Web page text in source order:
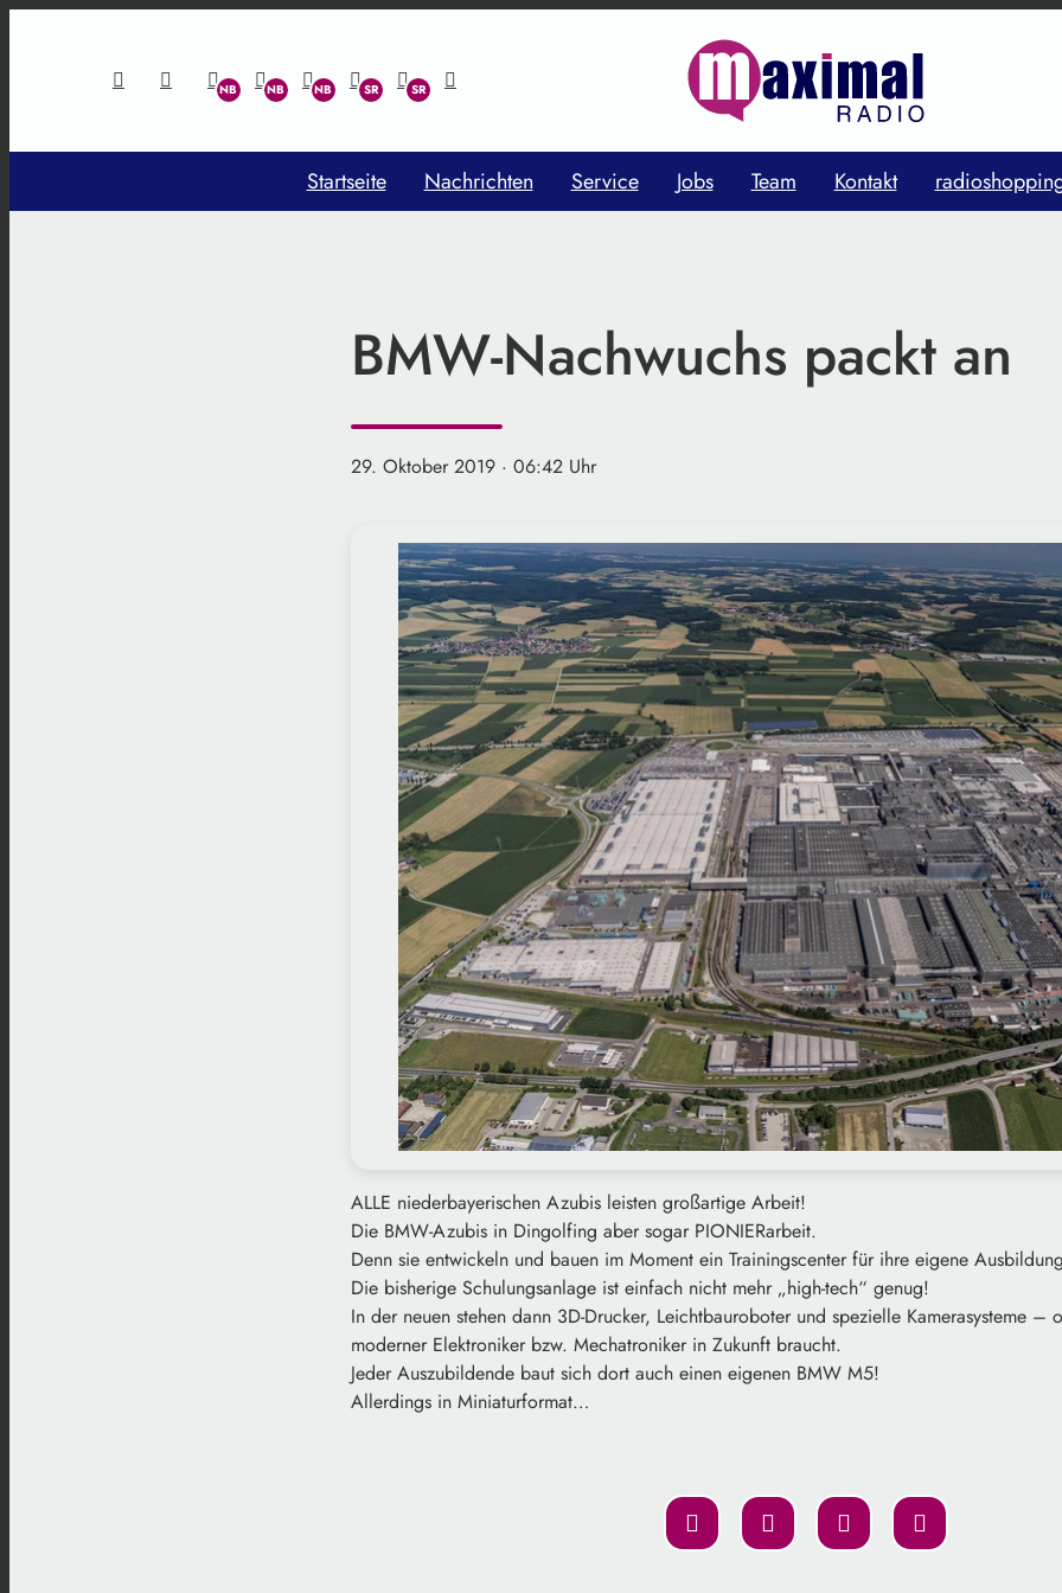
Startseite Nachrichten Service Jobs Team Kontakt
BMW-Nachwuchs packt an
29. Oktober 2019 · 06:42 Uhr
ALLE niederbayerischen Azubis leisten großartige Arbeit!
Die BMW-Azubis in Dingolfing aber sogar PIONIERarbeit.
Denn sie entwickeln und bauen im Moment ein Trainingscenter für ihre eigene
Die bisherige Schulungsanlage ist einfach nicht mehr „high-tech“ genug!
In der neuen stehen dann 3D-Drucker, Leichtbauroboter und spezielle Kamerasysteme –
moderner Elektroniker bzw. Mechatroniker in Zukunft braucht.
Jeder Auszubildende baut sich dort auch einen eigenen BMW M5!
Allerdings in Miniaturformat…